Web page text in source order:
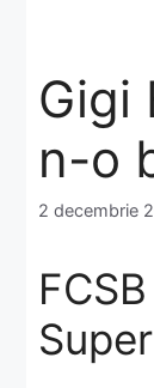
Gigi
n-o
2 decembrie